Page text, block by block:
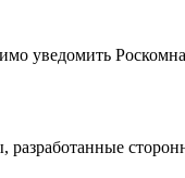
уведомить
разработанные